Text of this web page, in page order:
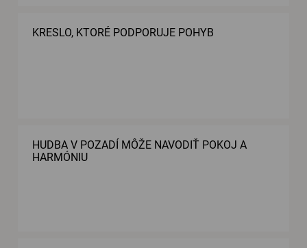
KRESLO, KTORÉ PODPORUJE POHYB
HUDBA V POZADÍ MÔŽE NAVODIŤ POKOJ A
HARMÓNIU